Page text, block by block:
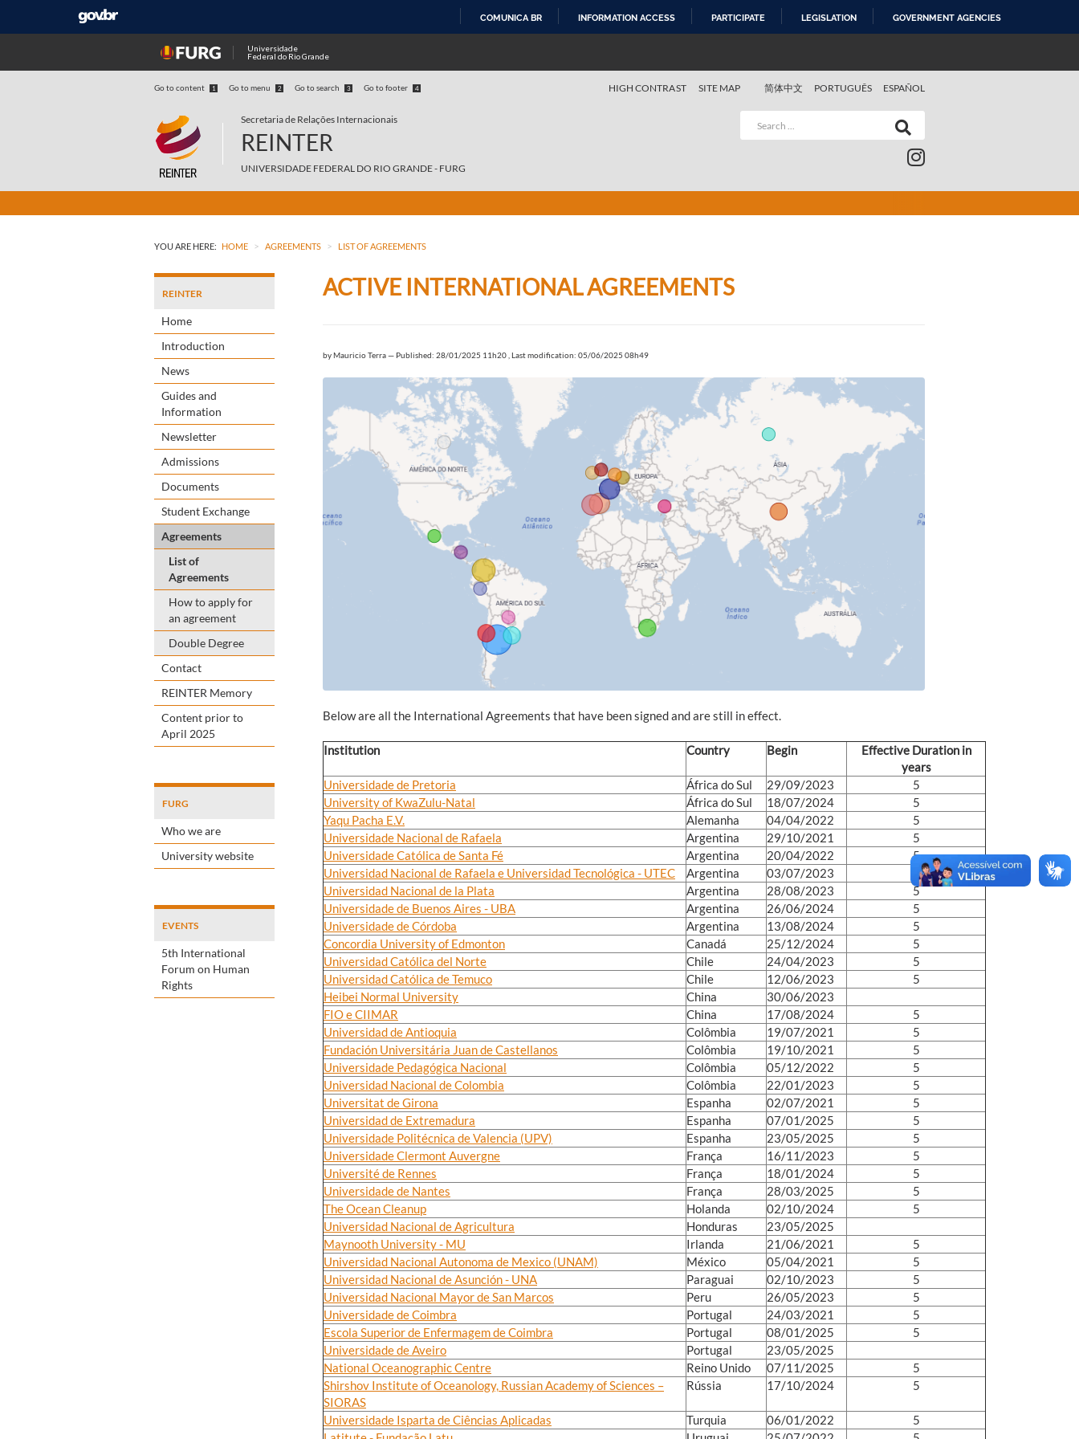
COMUNICA BR INFORMATION ACCESS PARTICIPATE LEGISLATION GOVERNMENT AGENCIES
Universidade
Federal do Rio Grande
Go to content 1 Go to menu 2 Go to search 3 Go to footer 4 简体中文 PORTUGUÊS ESPAÑOL
HIGH CONTRAST SITE MAP
Secretaria de Relações Internacionais
REINTER
UNIVERSIDADE FEDERAL DO RIO GRANDE - FURG
YOU ARE HERE: HOME > AGREEMENTS > LIST OF AGREEMENTS
REINTER
Home
Introduction
News
Guides and
Information
Newsletter
Admissions
Documents
Student Exchange
Agreements
List of
Agreements
How to apply for
an agreement
Double Degree
Contact
REINTER Memory
Content prior to
April 2025
FURG
Who we are
University website
EVENTS
5th International
Forum on Human
Rights
ACTIVE INTERNATIONAL AGREEMENTS
byMauricio Terra— Published: 28/01/2025 11h20 Last modification: 05/06/2025 08h49
Below are all the International Agreements that have been signed and are still in effect.
Institution Country Begin
Effective Duration in
years
Universidade de Pretoria
África do Sul 29/09/2023
5
University of KwaZulu-Natal
África do Sul 18/07/2024
5
Yaqu Pacha E.V.
Alemanha 04/04/2022
5
Universidade Nacional de Rafaela
Argentina 29/10/2021
5
Universidade Católica de Santa Fé
Argentina 20/04/2022
5
Universidad Nacional de Rafaela e Universidad Tecnológica - UTEC
Argentina 03/07/2023
4
Universidad Nacional de la Plata
Argentina 28/08/2023
5
Universidade de Buenos Aires - UBA
Argentina 26/06/2024
5
Universidade de Córdoba
Argentina 13/08/2024
5
Concordia University of Edmonton
Canadá 25/12/2024
5
Universidad Católica del Norte
Chile 24/04/2023
5
Universidad Católica de Temuco
Chile 12/06/2023
5
Heibei Normal University
China
30/06/2023
FIO e CIIMAR
China 17/08/2024
5
Universidad de Antioquia
Colômbia 19/07/2021
5
Fundación Universitária Juan de Castellanos
Colômbia 19/10/2021
5
Universidade Pedagógica Nacional
Colômbia 05/12/2022
5
Universidad Nacional de Colombia
Colômbia 22/01/2023
5
Universitat de Girona
Espanha 02/07/2021
5
Universidad de Extremadura
Espanha 07/01/2025
5
Universidade Politécnica de Valencia (UPV)
Espanha 23/05/2025
5
Universidade Clermont Auvergne
França 16/11/2023
5
Université de Rennes
França 18/01/2024
5
Universidade de Nantes
França 28/03/2025
5
The Ocean Cleanup
Holanda 02/10/2024
5
Universidad Nacional de Agricultura
Honduras
23/05/2025
Maynooth University - MU
Irlanda 21/06/2021
5
Universidad Nacional Autonoma de Mexico (UNAM)
México 05/04/2021
5
Universidad Nacional de Asunción - UNA
Paraguai 02/10/2023
5
Universidad Nacional Mayor de San Marcos
Peru 26/05/2023
5
Universidade de Coimbra
Portugal 24/03/2021
5
Escola Superior de Enfermagem de Coimbra
Portugal 08/01/2025
5
Universidade de Aveiro
Portugal
23/05/2025
National Oceanographic Centre
Reino Unido 07/11/2025
5
Shirshov Institute of Oceanology, Russian Academy of Sciences –
SIORAS
Rússia 17/10/2024 5
Universidade Isparta de Ciências Aplicadas Turquia 06/01/2022
5